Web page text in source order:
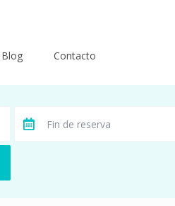
Blog Contacto